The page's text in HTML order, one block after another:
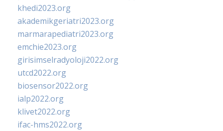
khedi2023.org
akademikgeriatri2023.org
marmarapediatri2023.org
emchie2023.org
girisimselradyoloji2022.org
utcd2022.org
biosensor2022.org
ialp2022.org
klivet2022.org
ifac-hms2022.org